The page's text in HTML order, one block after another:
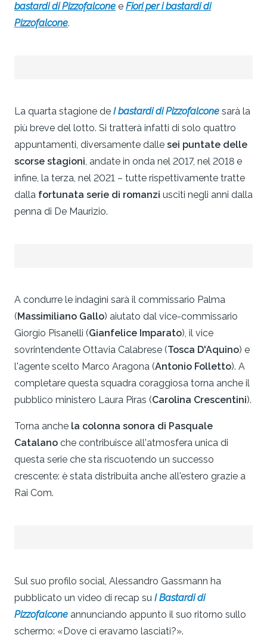
bastardi di Pizzofalcone e Fiori per i bastardi di
Pizzofalcone.
La quarta stagione de I bastardi di Pizzofalcone sarà la
più breve del lotto. Si tratterà infatti di solo quattro
appuntamenti, diversamente dalle sei puntate delle
scorse stagioni, andate in onda nel 2017, nel 2018 e
infine, la terza, nel 2021 – tutte rispettivamente tratte
dalla fortunata serie di romanzi usciti negli anni dalla
penna di De Maurizio.
A condurre le indagini sarà il commissario Palma
(Massimiliano Gallo) aiutato dal vice-commissario
Giorgio Pisanelli (Gianfelice Imparato), il vice
sovrintendente Ottavia Calabrese (Tosca D'Aquino) e
l'agente scelto Marco Aragona (Antonio Folletto). A
completare questa squadra coraggiosa torna anche il
pubblico ministero Laura Piras (Carolina Crescentini).
Torna anche la colonna sonora di Pasquale
Catalano che contribuisce all'atmosfera unica di
questa serie che sta riscuotendo un successo
crescente: è stata distribuita anche all'estero grazie a
Rai Com.
Sul suo profilo social, Alessandro Gassmann ha
pubblicato un video di recap su I Bastardi di
Pizzofalcone annunciando appunto il suo ritorno sullo
schermo: «Dove ci eravamo lasciati?».